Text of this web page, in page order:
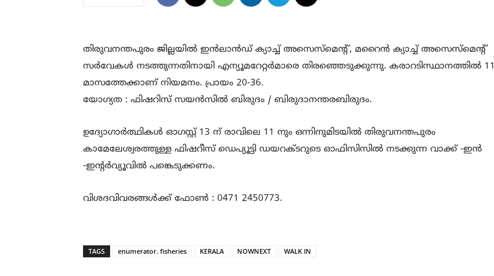
തിരുവനന്തപുരം ജില്ലയിൽ ഇൻലാൻഡ് ക്യാച്ച് അസെസ്മെന്റ്, മറൈൻ ക്യാച്ച് അസെസ്മെന്റ്
സർവേകൾ നടത്തുന്നതിനായി എന്യൂമറേറ്റർമാരെ തിരഞ്ഞെടുക്കുന്നു. കരാറടിസ്ഥാനത്തിൽ 11
മാസത്തേക്കാണ് നിയമനം. പ്രായം 20-36.
യോഗ്യത : ഫിഷറിസ് സയൻസിൽ ബിരുദം / ബിരുദാനന്തരബിരുദം.
ഉദ്യോഗാർത്ഥികൾ ഓഗസ്റ്റ് 13 ന് രാവിലെ 11 നും ഒന്നിനുമിടയിൽ തിരുവനന്തപുരം
കാമേലേശ്വരത്തുള്ള ഫിഷറീസ് ഡെപ്യൂട്ടി ഡയറക്ടറുടെ ഓഫിസിസിൽ നടക്കുന്ന വാക്ക് -ഇൻ
-ഇന്റർവ്യൂവിൽ പങ്കെടുക്കണം.
വിശദവിവരങ്ങൾക്ക് ഫോൺ : 0471 2450773.
TAGS enumerator. fisheries KERALA NOWNEXT WALK IN